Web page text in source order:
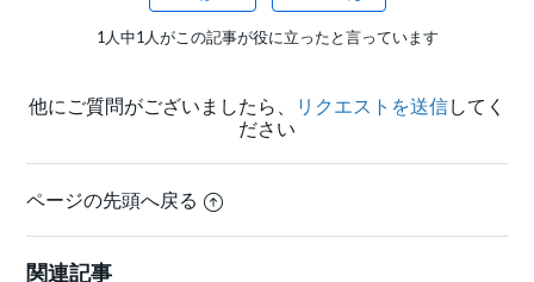
1人中1人がこの記事が役に立ったと言っています
他にご質問がございましたら、 リクエストを送信してく
ださい
ページの先頭へ戻る
関連記事